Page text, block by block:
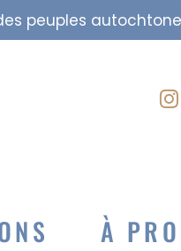
peuples
À